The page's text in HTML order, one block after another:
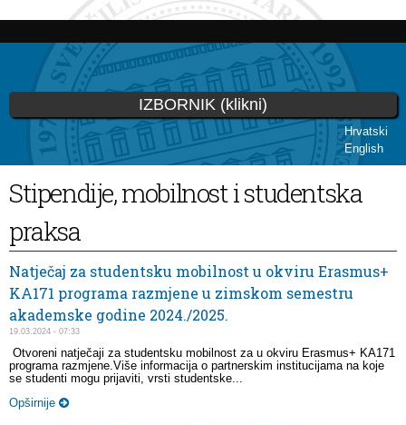
Skip to
content
Hrvatski
English
IZBORNIK (klikni)
You are here
Stipendije, mobilnost i studentska
praksa
Natječaj za studentsku mobilnost u okviru Erasmus+
KA171 programa razmjene u zimskom semestru
akademske godine 2024./2025.
19.03.2024 - 07:33
Otvoreni natječaji za studentsku mobilnost za u okviru Erasmus+ KA171
programa razmjene.Više informacija o partnerskim institucijama na koje
se studenti mogu prijaviti, vrsti studentske...
Opširnije